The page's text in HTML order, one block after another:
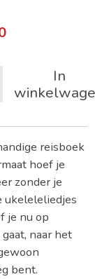
In
reisboek
hoef je
zonder je
ukeleleliedjes
je nu op
naar het
bent.